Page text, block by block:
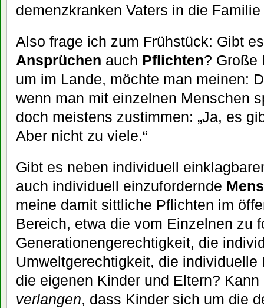
demenzkranken Vaters in die
Also frage ich zum Frühstück: Gibt
Ansprüchen auch Pflichten? Große
um im Lande, möchte man meinen:
wenn man mit einzelnen Menschen
doch meistens zustimmen: „Ja, es
Aber nicht zu viele.“
Gibt es neben individuell
auch individuell einzufordernde
meine damit sittliche Pflichten im
Bereich, etwa die vom Einzelnen zu
Generationengerechtigkeit, die
Umweltgerechtigkeit, die individuelle
die eigenen Kinder und Eltern?
verlangen, dass Kinder sich um die